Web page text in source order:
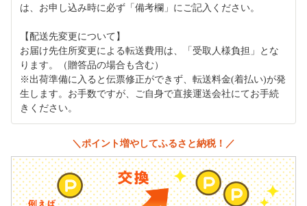
は、お申し込み時に必ず「備考欄」にご記入ください。
【配送先変更について】
お届け先住所変更による転送費用は、「受取人様負担」とな
ります。（贈答品の場合も含む）
※出荷準備に入ると伝票修正ができず、転送料金(着払い)が発
生します。お手数ですが、ご自身で直接運送会社にてお手続
きください。
＼ポイント増やしてふるさと納税！／